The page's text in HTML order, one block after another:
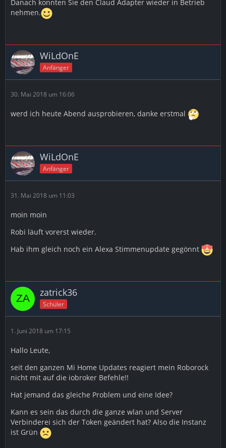
Danach konnten Sie den Claud Adapter wieder in Betrieb
nehmen.
WiLdOnE
Anfänger
30. Mai 2018 um 16:06
werd ich heute Abend ausprobieren, danke erstmal
WiLdOnE
Anfänger
31. Mai 2018 um 11:03
moin moin
Robi läuft vorerst wieder.
Hab ihm gleich noch ein Alexa Stimmenupdate gegönnt
zatrick36
Schüler
1. Juni 2018 um 17:15
Hallo Leute,
seit den ganzen Mi Home Updates reagiert mein Roborock
nicht mit auf die iobroker Befehle!!
Hat jemand das gleiche Problem und eine Idee?
Kann es sein das durch die ganze wlan und Server
Verbinderei sich der Token geändert hat? Also die Instanz
ist Grün